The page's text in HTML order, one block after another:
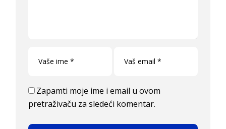
Zapamti moje ime i email u ovom
pretraživaču za sledeći komentar.